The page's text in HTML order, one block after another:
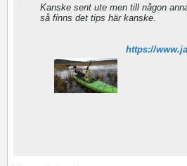
Kanske sent ute men till någon
så finns det tips här kanske.